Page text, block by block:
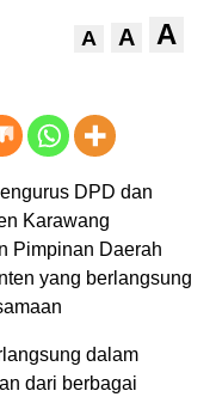
A A A
DPD dan
Karawang
Pimpinan Daerah
yang berlangsung
dalam
dari berbagai